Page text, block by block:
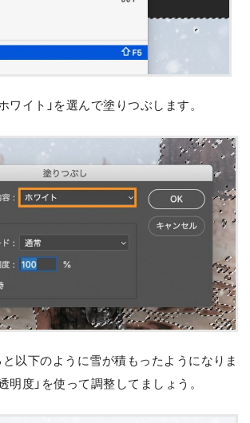
ワイト」を選んで塗りつぶします。
以下のように雪が積もったようになりま
明度」を使って調整してましょう。